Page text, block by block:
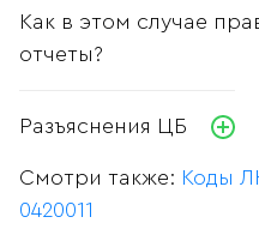
Как в этом случае
отчеты?
Разъяснения ЦБ
Смотри также: Коды
0420011